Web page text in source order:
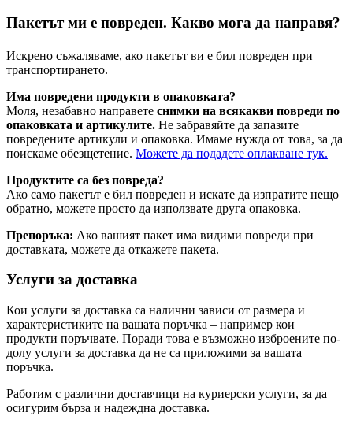
Пакетът ми е повреден. Какво мога да направя?
Искрено съжаляваме, ако пакетът ви е бил повреден при
транспортирането.
Има повредени продукти в опаковката?
Моля, незабавно направете снимки на всякакви повреди по
опаковката и артикулите. Не забравяйте да запазите
повредените артикули и опаковка. Имаме нужда от това, за да
поискаме обезщетение. Можете да подадете оплакване тук.
Продуктите са без повреда?
Ако само пакетът е бил повреден и искате да изпратите нещо
обратно, можете просто да използвате друга опаковка.
Препоръка: Ако вашият пакет има видими повреди при
доставката, можете да откажете пакета.
Услуги за доставка
Кои услуги за доставка са налични зависи от размера и
характеристиките на вашата поръчка – например кои
продукти поръчвате. Поради това е възможно изброените по-
долу услуги за доставка да не са приложими за вашата
поръчка.
Работим с различни доставчици на куриерски услуги, за да
осигурим бърза и надеждна доставка.